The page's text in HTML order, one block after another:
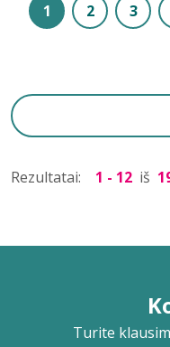
1 2 3
Rezultatai: 1 - 12 iš
Turite